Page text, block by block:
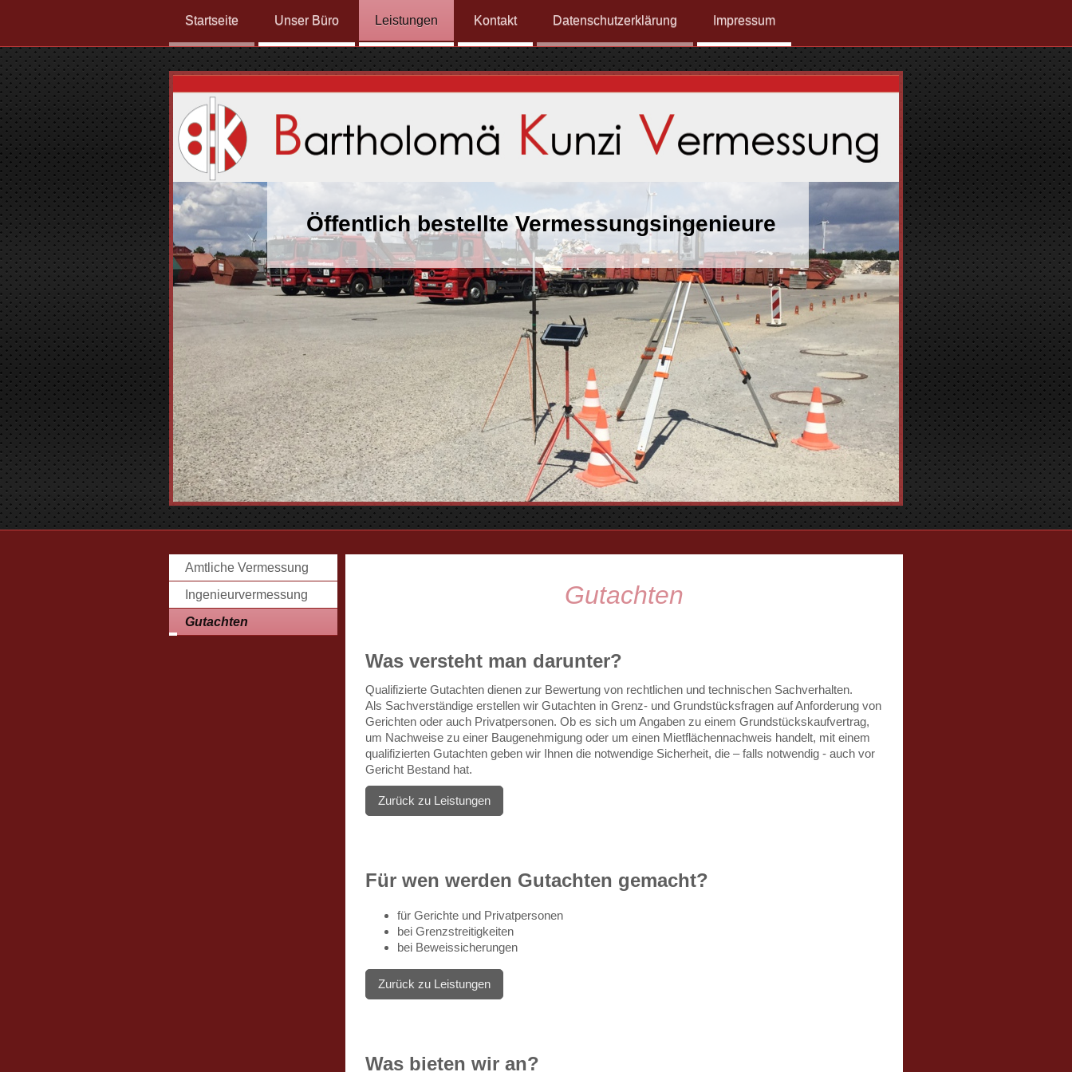
Startseite Unser Büro Leistungen Kontakt Datenschutzerklärung Impressum
Öffentlich bestellte Vermessungsingenieure
Amtliche Vermessung
Ingenieurvermessung
Gutachten
Gutachten
Was versteht man darunter?
Qualifizierte Gutachten dienen zur Bewertung von rechtlichen und technischen Sachverhalten.
Als Sachverständige erstellen wir Gutachten in Grenz- und Grundstücksfragen auf Anforderung von
Gerichten oder auch Privatpersonen. Ob es sich um Angaben zu einem Grundstückskaufvertrag,
um Nachweise zu einer Baugenehmigung oder um einen Mietflächennachweis handelt, mit einem
qualifizierten Gutachten geben wir Ihnen die notwendige Sicherheit, die – falls notwendig - auch vor
Gericht Bestand hat.
Zurück zu Leistungen
Für wen werden Gutachten gemacht?
für Gerichte und Privatpersonen
bei Grenzstreitigkeiten
bei Beweissicherungen
Zurück zu Leistungen
Was bieten wir an?